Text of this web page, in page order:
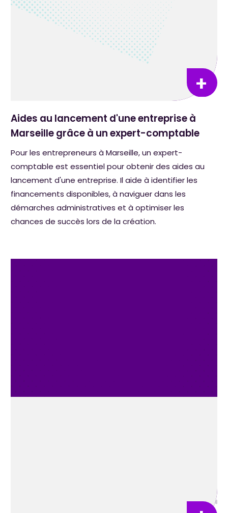
Aides au lancement d'une entreprise à
Marseille grâce à un expert-comptable
Pour les entrepreneurs à Marseille, un expert-
comptable est essentiel pour obtenir des aides au
lancement d'une entreprise. Il aide à identifier les
financements disponibles, à naviguer dans les
démarches administratives et à optimiser les
chances de succès lors de la création.